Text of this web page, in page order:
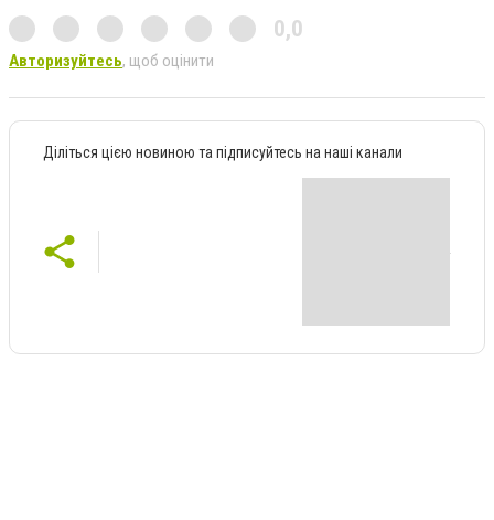
0,0
Авторизуйтесь, щоб оцінити
Діліться цією новиною та підписуйтесь на наші канали